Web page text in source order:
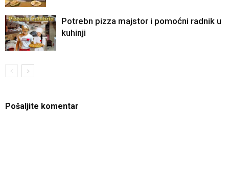
Potrebn pizza majstor i pomoćni radnik u
kuhinji
Pošaljite komentar